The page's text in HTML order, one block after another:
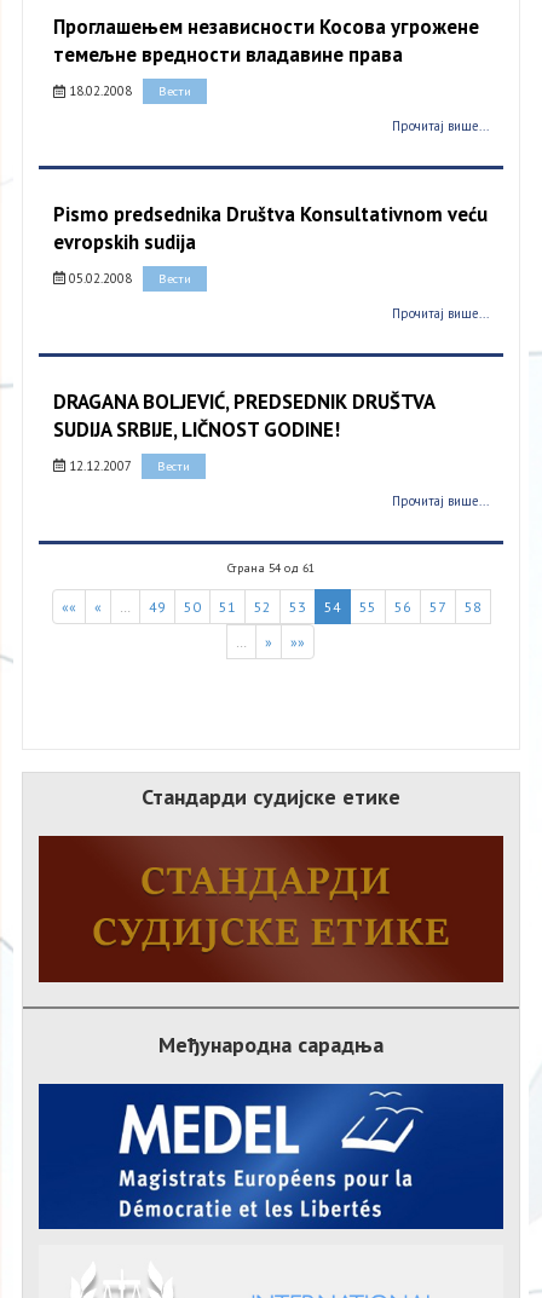
Проглашењем независности Косова угрожене
темељне вредности владавине права
18.02.2008 Вести
Прочитај више...
Pismo predsednika Društva Konsultativnom veću
evropskih sudija
05.02.2008 Вести
Прочитај више...
DRAGANA BOLJEVIĆ, PREDSEDNIK DRUŠTVA
SUDIJA SRBIJE, LIČNOST GODINE!
12.12.2007 Вести
Прочитај више...
Страна 54 од 61
«« « 49 50 51 52 53 54 55 56 57
58
» »»
Стандарди судијске етике
Међународна сарадња